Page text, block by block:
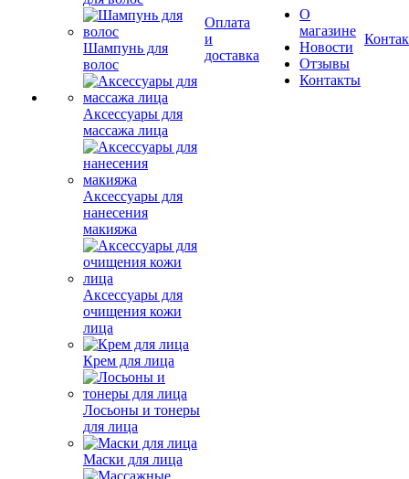
Шампунь для
волос
Аксессуары для
массажа лица
Аксессуары для
нанесения
макияжа
Аксессуары для
очищения кожи
лица
Крем для лица
Лосьоны и тонеры
для лица
Маски для лица
Оплата
и
доставка
О
магазине
Новости
Отзывы
Контакты